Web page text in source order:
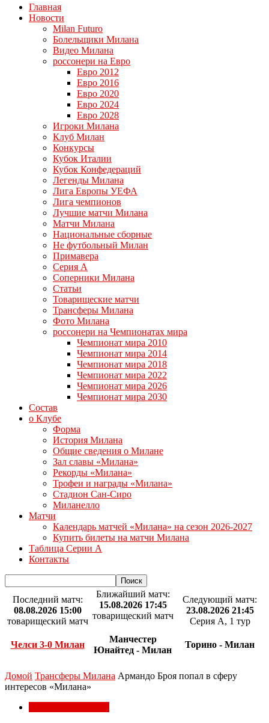
Главная
Новости
Milan Futuro
Болельщики Милана
Видео Милана
россонери на Евро
Евро 2012
Евро 2016
Евро 2020
Евро 2024
Евро 2028
Игроки Милана
Клуб Милан
Конкурсы
Кубок Италии
Кубок Конфедераций
Легенды Милана
Лига Европы УЕФА
Лига чемпионов
Лучшие матчи Милана
Матчи Милана
Национальные сборные
Не футбольный Милан
Примавера
Серия А
Соперники Милана
Статьи
Товарищеские матчи
Трансферы Милана
Фото Милана
россонери на Чемпионатах мира
Чемпионат мира 2010
Чемпионат мира 2014
Чемпионат мира 2018
Чемпионат мира 2022
Чемпионат мира 2026
Чемпионат мира 2030
Состав
о Клубе
Форма
История Милана
Общие сведения о Милане
Зал славы «Милана»
Рекорды «Милана»
Трофеи и награды «Милана»
Стадион Сан-Сиро
Миланелло
Матчи
Календарь матчей «Милана» на сезон 2026-2027
Купить билеты на матчи Милана
Таблица Серии А
Контакты
Последний матч:
08.08.2026 15:00
товарищеский матч
Челси 3-0 Милан
Ближайший матч:
15.08.2026 17:45
товарищеский матч
Манчестер
Юнайтед - Милан
Следующий матч:
23.08.2026 21:45
Серия А, 1 тур
Торино - Милан
Домой Трансферы Милана Армандо Броя попал в сферу
интересов «Милана»